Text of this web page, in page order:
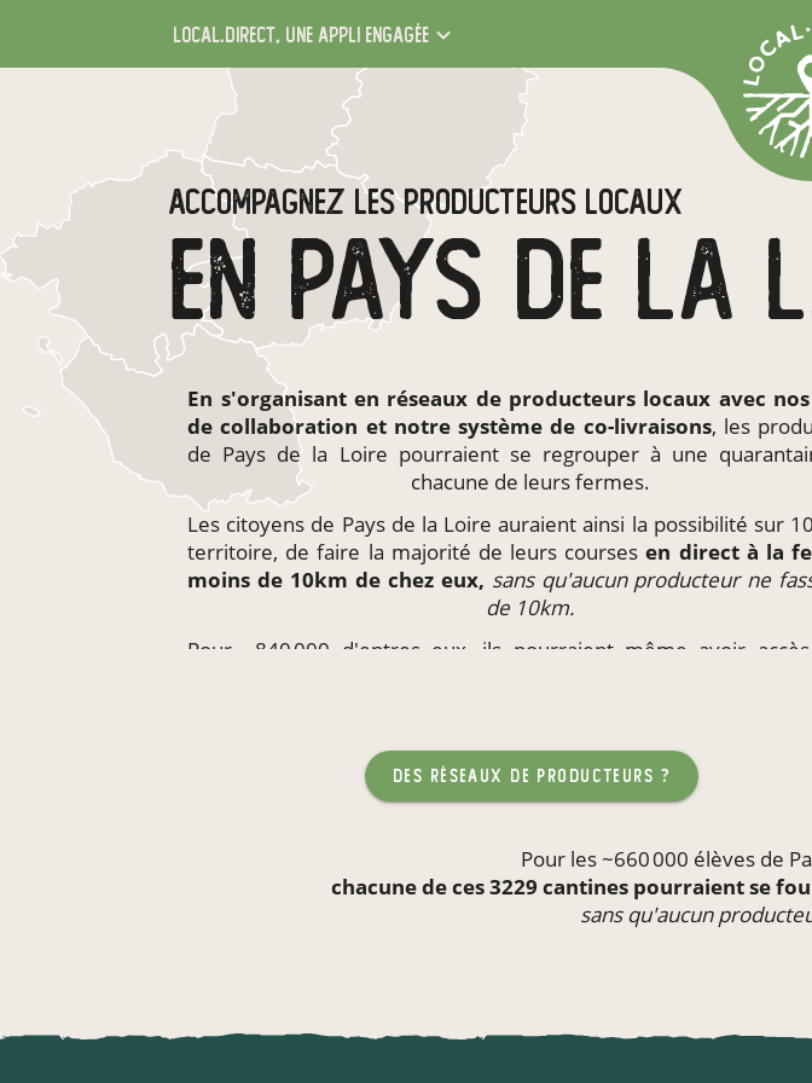
local.direct, une appli engagée
ACCOMPAGNEZ LES PRODUCTEURS LOCAUX
En s'organisant en réseaux de producteurs locaux avec
de collaboration et notre système de co-livraisons, les
de Pays de la Loire pourraient se regrouper à une
chacune de leurs fermes.
Les citoyens de Pays de la Loire auraient ainsi la possibilité sur
territoire, de faire la majorité de leurs coursesen direct à la
moins de 10km de chez eux, sans qu'aucun producteur ne
de 10km.
Pour ~840 000 d'entres eux, ils pourraient même avoir
des réseaux de producteurs ?
Pour les ~660 000 élèves de
chacune de ces 3229 cantines pourraient se
sans qu'aucun